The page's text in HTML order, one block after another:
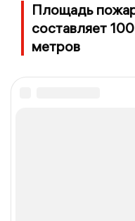
Площадь
составляет
метров